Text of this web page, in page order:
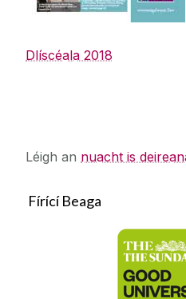
Dlíscéala 2018
Léigh an nuacht is
Fírící Beaga